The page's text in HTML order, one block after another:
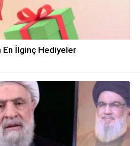
En İlginç Hediyeler